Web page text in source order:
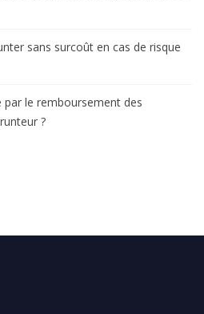
sans surcoût en cas de risque
par le remboursement des
?